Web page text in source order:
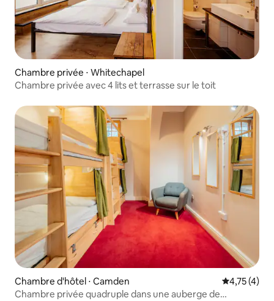
Chambre privée ⋅ Whitechapel
Chambre privée avec 4 lits et terrasse sur le toit
Chambre d'hôtel ⋅ Camden Évaluation
4,75 (4)
Chambre privée quadruple dans une auberge de